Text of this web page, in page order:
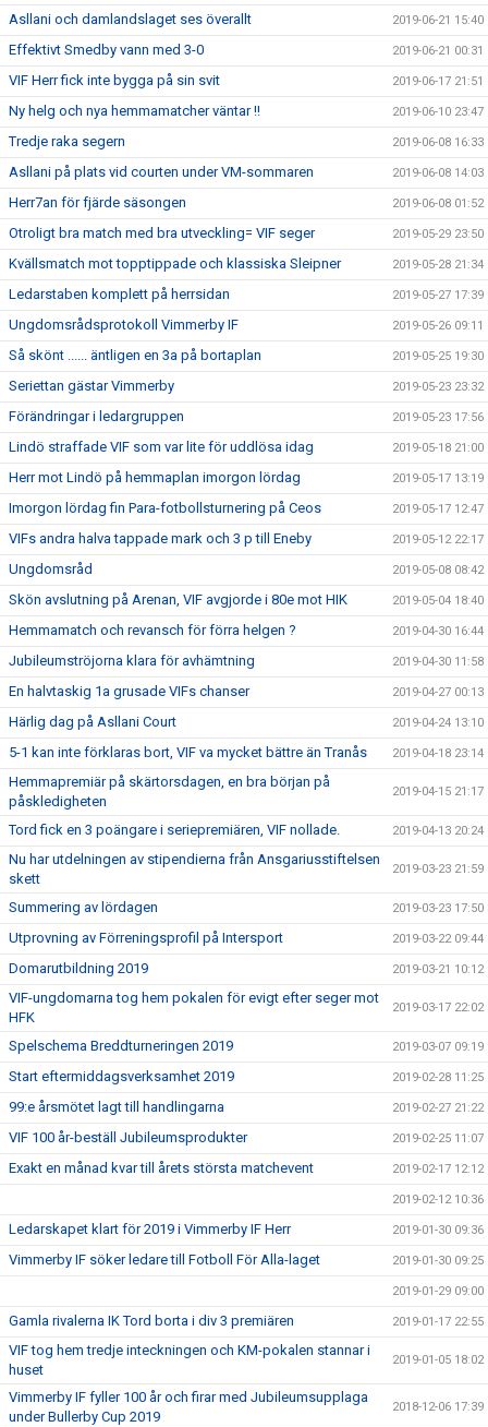
Asllani och damlandslaget ses överallt 2019-06-21 15:40
Effektivt Smedby vann med 3-0 2019-06-21 00:31
VIF Herr fick inte bygga på sin svit 2019-06-17 21:51
Ny helg och nya hemmamatcher väntar !! 2019-06-10 23:47
Tredje raka segern 2019-06-08 16:33
Asllani på plats vid courten under VM-sommaren 2019-06-08 14:03
Herr7an för fjärde säsongen 2019-06-08 01:52
Otroligt bra match med bra utveckling= VIF seger 2019-05-29 23:50
Kvällsmatch mot topptippade och klassiska Sleipner 2019-05-28 21:34
Ledarstaben komplett på herrsidan 2019-05-27 17:39
Ungdomsrådsprotokoll Vimmerby IF 2019-05-26 09:11
Så skönt ...... äntligen en 3a på bortaplan 2019-05-25 19:30
Seriettan gästar Vimmerby 2019-05-23 23:32
Förändringar i ledargruppen 2019-05-23 17:56
Lindö straffade VIF som var lite för uddlösa idag 2019-05-18 21:00
Herr mot Lindö på hemmaplan imorgon lördag 2019-05-17 13:19
Imorgon lördag fin Para-fotbollsturnering på Ceos 2019-05-17 12:47
VIFs andra halva tappade mark och 3 p till Eneby 2019-05-12 22:17
Ungdomsråd 2019-05-08 08:42
Skön avslutning på Arenan, VIF avgjorde i 80e mot HIK 2019-05-04 18:40
Hemmamatch och revansch för förra helgen ? 2019-04-30 16:44
Jubileumströjorna klara för avhämtning 2019-04-30 11:58
En halvtaskig 1a grusade VIFs chanser 2019-04-27 00:13
Härlig dag på Asllani Court 2019-04-24 13:10
5-1 kan inte förklaras bort, VIF va mycket bättre än Tranås 2019-04-18 23:14
Hemmapremiär på skärtorsdagen, en bra början på
påskledigheten
2019-04-15 21:17
Tord fick en 3 poängare i seriepremiären, VIF nollade. 2019-04-13 20:24
Nu har utdelningen av stipendierna från Ansgariusstiftelsen
skett
2019-03-23 21:59
Summering av lördagen 2019-03-23 17:50
Utprovning av Förreningsprofil på Intersport 2019-03-22 09:44
Domarutbildning 2019 2019-03-21 10:12
VIF-ungdomarna tog hem pokalen för evigt efter seger mot
HFK
2019-03-17 22:02
Spelschema Breddturneringen 2019 2019-03-07 09:19
Start eftermiddagsverksamhet 2019 2019-02-28 11:25
99:e årsmötet lagt till handlingarna 2019-02-27 21:22
VIF 100 år-beställ Jubileumsprodukter 2019-02-25 11:07
Exakt en månad kvar till årets största matchevent 2019-02-17 12:12
2019-02-12 10:36
Ledarskapet klart för 2019 i Vimmerby IF Herr 2019-01-30 09:36
Vimmerby IF söker ledare till Fotboll För Alla-laget 2019-01-30 09:25
2019-01-29 09:00
Gamla rivalerna IK Tord borta i div 3 premiären 2019-01-17 22:55
VIF tog hem tredje inteckningen och KM-pokalen stannar i
huset
2019-01-05 18:02
Vimmerby IF fyller 100 år och firar med Jubileumsupplaga
under Bullerby Cup 2019
2018-12-06 17:39